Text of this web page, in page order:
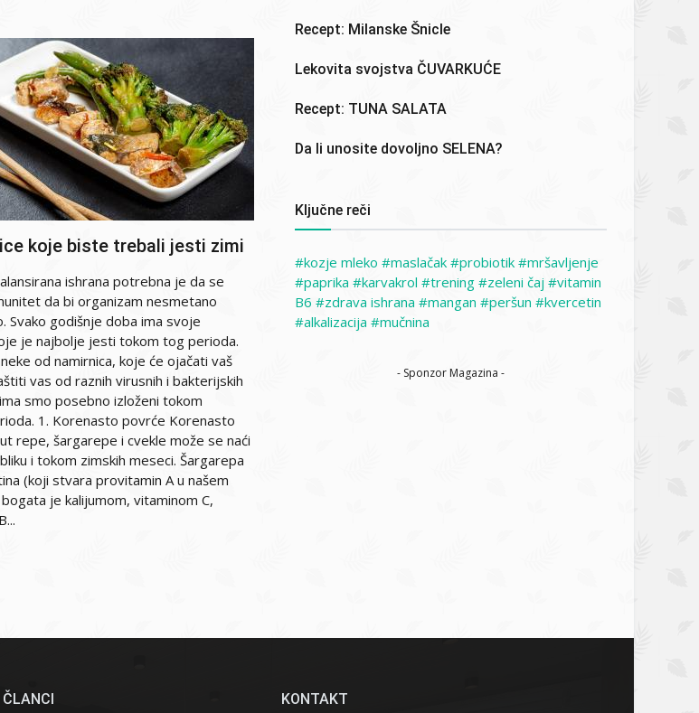
koje biste trebali jesti zimi
ishrana potrebna je da se
da bi organizam nesmetano
Svako godišnje doba ima svoje
je najbolje jesti tokom tog perioda.
od namirnica, koje će ojačati vaš
vas od raznih virusnih i bakterijskih
smo posebno izloženi tokom
1. Korenasto povrće Korenasto
repe, šargarepe i cvekle može se naći
i tokom zimskih meseci. Šargarepa
(koji stvara provitamin A u našem
je kalijumom, vitaminom C,
Recept: Milanske Šnicle
Lekovita svojstva ČUVARKUĆE
Recept: TUNA SALATA
Da li unosite dovoljno SELENA?
Ključne reči
kozje mleko maslačak probiotik
mršavljenje
paprika
karvakrol trening zeleni čaj
vitamin
B6
zdrava ishrana mangan peršun
kvercetin
alkalizacija
mučnina
- Sponzor Magazina -
ČLANCI KONTAKT